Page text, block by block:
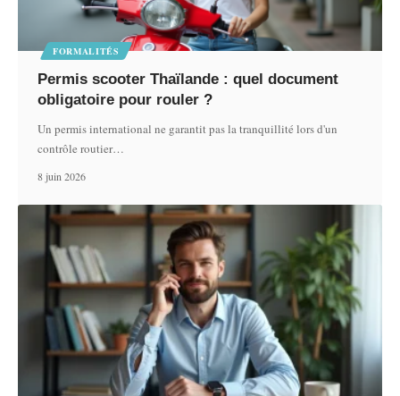
FORMALITÉS
Permis scooter Thaïlande : quel document
obligatoire pour rouler ?
Un permis international ne garantit pas la tranquillité lors d'un
contrôle routier…
8 juin 2026